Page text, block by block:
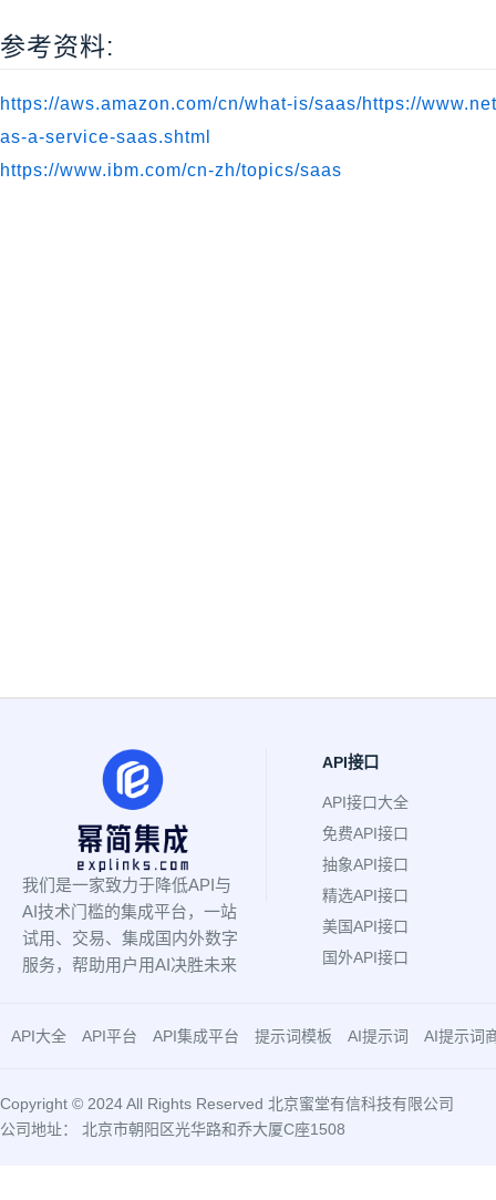
参考资料:
https://aws.amazon.com/cn/what-is/saas/https://
as-a-service-saas.shtml
https://www.ibm.com/cn-zh/topics/saas
我们是一家致力于降低API与
AI技术门槛的集成平台，一站
试用、交易、集成国内外数字
服务，帮助用户用AI决胜未来
API接口
API接口大全
免费API接口
抽象API接口
精选API接口
美国API接口
国外API接口
API大全 API平台 API集成平台 提示词模板 AI提示词 AI提示词
Copyright © 2024 All Rights Reserved 北京蜜堂有信科技有限公司
公司地址： 北京市朝阳区光华路和乔大厦C座1508